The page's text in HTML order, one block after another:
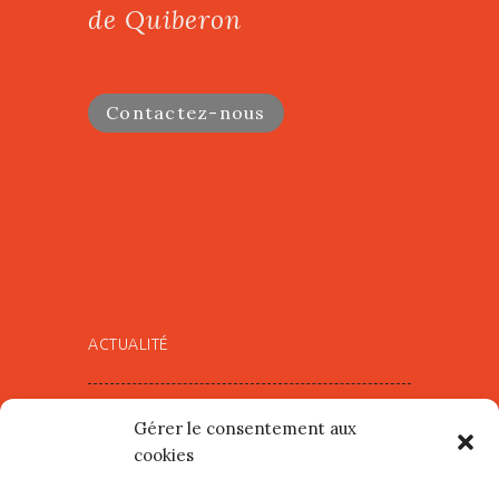
Gérer le consentement aux
cookies
de Quiberon
Contactez-nous
ACTUALITÉ
mercredi 12 et jeudi 13 août
2026